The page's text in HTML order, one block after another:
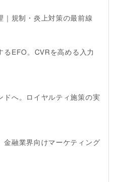
規制・炎上対策の最前線
EFO。CVRを高める入力
ドへ。ロイヤルティ施策の実
金融業界向けマーケティング